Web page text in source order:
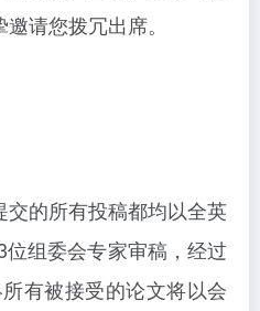
请您拨冗出席。
交的所有投稿都均以全英
组委会专家审稿，经过
有被接受的论文将以会